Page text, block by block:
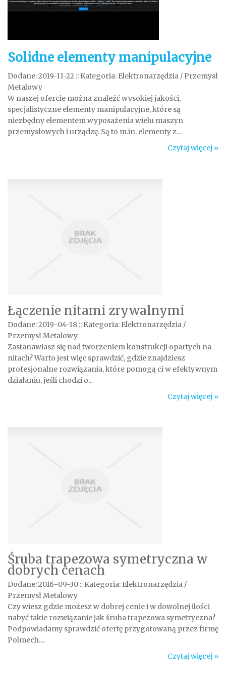
Solidne elementy manipulacyjne
Dodane: 2019-11-22 :: Kategoria: Elektronarzędzia / Przemysł
Metalowy
W naszej ofercie można znaleźć wysokiej jakości,
specjalistyczne elementy manipulacyjne, które są
niezbędny elementem wyposażenia wielu maszyn
przemysłowych i urządzę. Są to m.in. elementy z...
Czytaj więcej »
Łączenie nitami zrywalnymi
Dodane: 2019-04-18 :: Kategoria: Elektronarzędzia /
Przemysł Metalowy
Zastanawiasz się nad tworzeniem konstrukcji opartych na
nitach? Warto jest więc sprawdzić, gdzie znajdziesz
profesjonalne rozwiązania, które pomogą ci w efektywnym
działaniu, jeśli chodzi o...
Czytaj więcej »
Śruba trapezowa symetryczna w
dobrych cenach
Dodane: 2016-09-30 :: Kategoria: Elektronarzędzia /
Przemysł Metalowy
Czy wiesz gdzie możesz w dobrej cenie i w dowolnej ilości
nabyć takie rozwiązanie jak śruba trapezowa symetryczna?
Podpowiadamy sprawdzić ofertę przygotowaną przez firmę
Polmech....
Czytaj więcej »